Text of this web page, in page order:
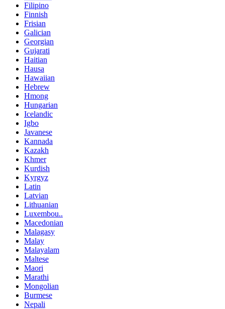
Filipino
Finnish
Frisian
Galician
Georgian
Gujarati
Haitian
Hausa
Hawaiian
Hebrew
Hmong
Hungarian
Icelandic
Igbo
Javanese
Kannada
Kazakh
Khmer
Kurdish
Kyrgyz
Latin
Latvian
Lithuanian
Luxembou..
Macedonian
Malagasy
Malay
Malayalam
Maltese
Maori
Marathi
Mongolian
Burmese
Nepali